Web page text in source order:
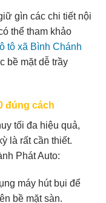
gìn các chi tiết nội
thể tham khảo
tô xã Bình Chánh
bề mặt dễ trầy
đúng cách
tối đa hiệu quả,
là rất cần thiết.
Phát Auto:
máy hút bụi để
bề mặt sàn.